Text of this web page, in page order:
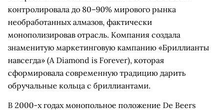
контролировала до 80–90% мирового рынка
необработанных алмазов, фактически
монополизировав отрасль. Компания создала
знаменитую маркетинговую кампанию «Бриллианты
навсегда» (A Diamond is Forever), которая
сформировала современную традицию дарить
обручальные кольца с бриллиантами.
В 2000-х годах монопольное положение De Beers